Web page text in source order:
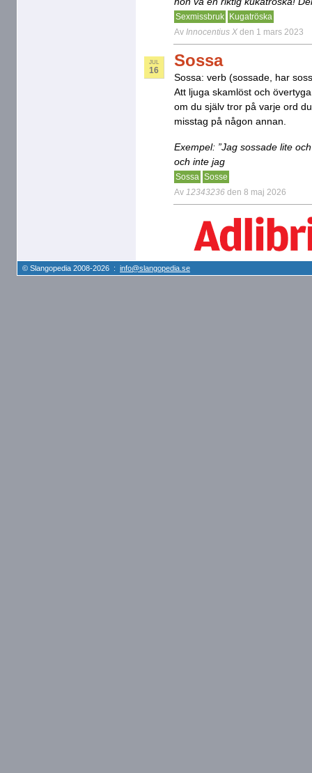
Sexmissbruk
Kugatröska
Av Innocentius X den 1 mars 2023
JUL
16
Sossa
Sossa: verb (sossade, har
Att ljuga skamlöst och
om du själv tror på varje ord
misstag på någon annan.
Exempel: ”Jag sossade lite
och inte jag
Sossa Sosse
Av 12343236 den 8 maj 2026
© Slangopedia 2008-2026 : info@slangopedia.se